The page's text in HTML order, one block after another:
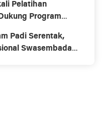
Pelatihan
Program
Padi Serentak,
Swasembada